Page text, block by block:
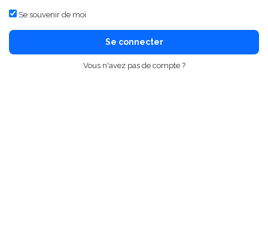
Se souvenir de moi
Se connecter
Vous n'avez pas de compte ?